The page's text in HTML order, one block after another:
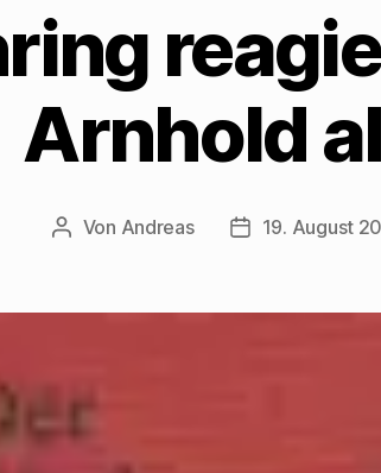
Arnhold
Beitragsautor
Von Andreas Beitragsdatum
19. August